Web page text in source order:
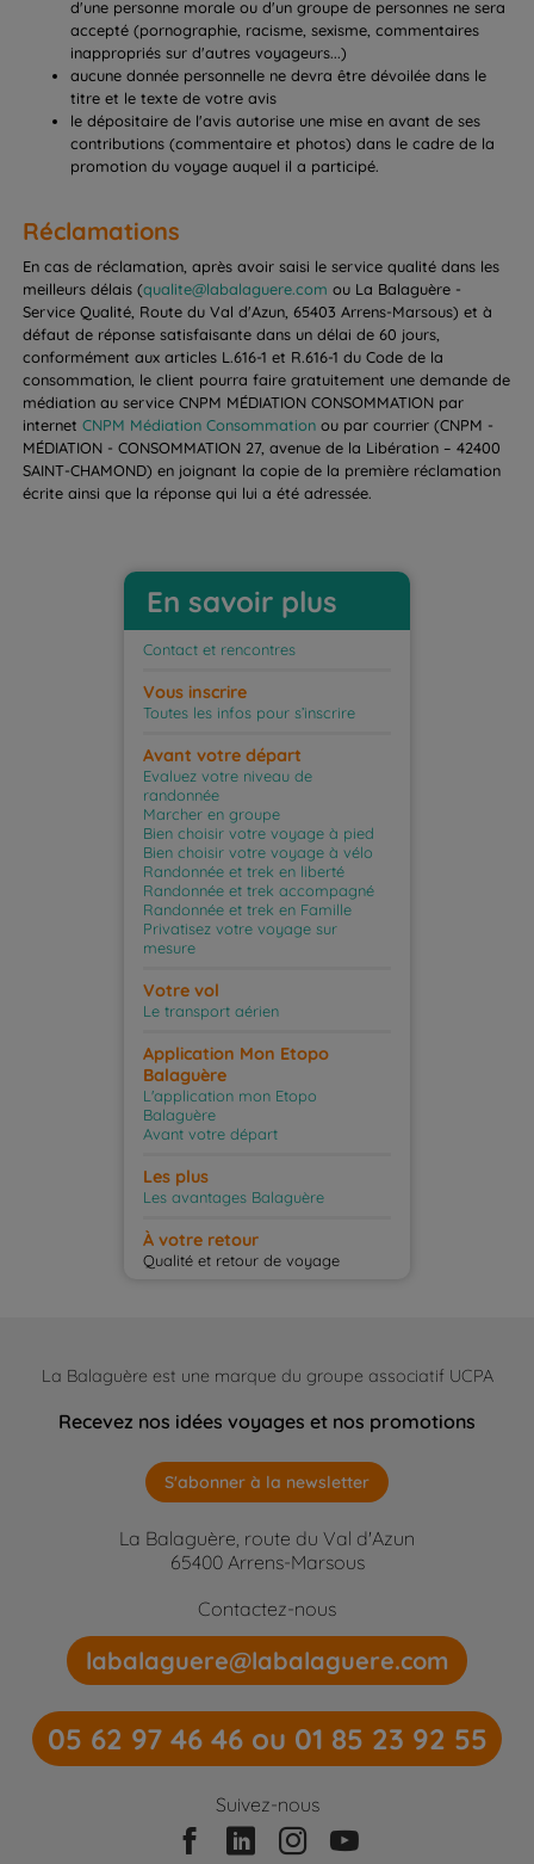
d'une personne morale ou d'un groupe de personnes ne sera
accepté (pornographie, racisme, sexisme, commentaires
inappropriés sur d'autres voyageurs...)
aucune donnée personnelle ne devra être dévoilée dans le
titre et le texte de votre avis
le dépositaire de l'avis autorise une mise en avant de ses
contributions (commentaire et photos) dans le cadre de la
promotion du voyage auquel il a participé.
Réclamations
En cas de réclamation, après avoir saisi le service qualité dans les
meilleurs délais (qualite@labalaguere.com ou La Balaguère -
Service Qualité, Route du Val d'Azun, 65403 Arrens-Marsous) et à
défaut de réponse satisfaisante dans un délai de 60 jours,
conformément aux articles L.616-1 et R.616-1 du Code de la
consommation, le client pourra faire gratuitement une demande de
médiation au service CNPM MÉDIATION CONSOMMATION par
internetCNPM Médiation Consommation ou par courrier (CNPM -
MÉDIATION - CONSOMMATION 27, avenue de la Libération – 42400
SAINT-CHAMOND) en joignant la copie de la première réclamation
écrite ainsi que la réponse qui lui a été adressée.
En savoir plus
Contact et rencontres
Vous inscrire
Toutes les infos pour s’inscrire
Avant votre départ
Evaluez votre niveau de
randonnée
Marcher en groupe
Bien choisir votre voyage à pied
Bien choisir votre voyage à vélo
Randonnée et trek en liberté
Randonnée et trek accompagné
Randonnée et trek en Famille
Privatisez votre voyage sur
mesure
Votre vol
Le transport aérien
Application Mon Etopo
Balaguère
L'application mon Etopo
Balaguère
Avant votre départ
Les plus
Les avantages Balaguère
À votre retour
Qualité et retour de voyage
La Balaguère est une marque du groupe associatif UCPA
Recevez nos idées voyages et nos promotions
S'abonner à la newsletter
La Balaguère, route du Val d'Azun
65400 Arrens-Marsous
Contactez-nous
labalaguere@labalaguere.com
05 62 97 46 46 ou 01 85 23 92 55
Suivez-nous